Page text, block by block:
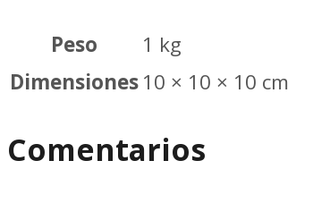
Peso
1 kg
Dimensiones10 × 10 × 10 cm
Comentarios